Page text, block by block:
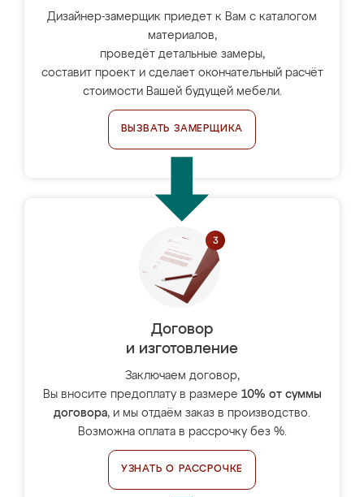
Дизайнер-замерщик приедет к Вам с каталогом
материалов,
проведёт детальные замеры,
составит проект и сделает окончательный расчёт
стоимости Вашей будущей мебели.
ВЫЗВАТЬ ЗАМЕРЩИКА
Договор
и изготовление
Заключаем договор,
Вы вносите предоплату в размере 10% от суммы
договора, и мы отдаём заказ в производство.
Возможна оплата в рассрочку без %.
УЗНАТЬ О РАССРОЧКЕ